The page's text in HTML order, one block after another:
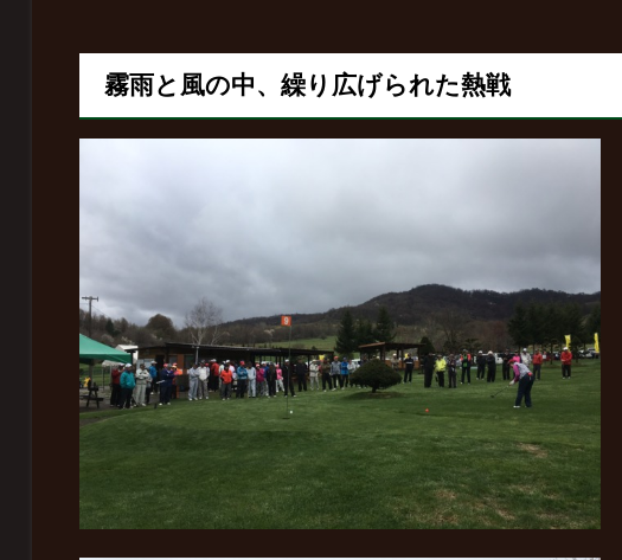
霧雨と風の中、繰り広げられた熱戦